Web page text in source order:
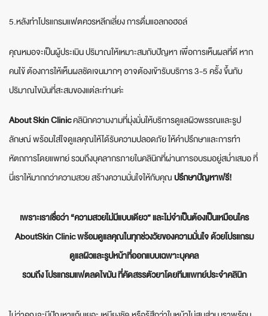
5.หลังทำโปรแกรมแฟตควรหลีกเลี่ยง การดื่มแอลกอฮอล์
คุณหมอจะเป็นผู้ประเมิน ปริมาณให้เหมาะสมกับปัญหา เพื่อการเห็นผลที่ดี หาก
คนไข้ ต้องการให้เห็นผลชัดเจนมากๆ อาจต้องเข้ารับบริการ 3-5 ครั้ง ขึ้นกับ
ปริมาณไขมันที่สะสมของแต่ละท่านค่ะ
About Skin Clinicคลินิกความงามที่มุ่งมั่นให้บริการดูแลผิวพรรณและรูป
ลักษณ์ พร้อมใส่ใจดูแลคุณให้ได้รับความปลอดภัย ให้คำปรึกษาและการทำ
หัตถการโดยแพทย์ รวมถึงบุคลากรภายในคลินิกที่ผ่านการอบรมอยู่สม่ำเสมอ ที่
นี่เราให้มากกว่าความสวย สร้างความมั่นใจให้กับคุณ ปรึกษาปัญหาฟรี!
เพราะเราเชื่อว่า “ความสวยไม่มีแบบเดียว” และไม่จำเป็นต้องเป็นเหมือนใคร
AboutSkin Clinic พร้อมดูแลคุณในทุกช่วงวัยของความมั่นใจ ด้วยโปรแกรม
ดูแลผิวและรูปหน้าที่ออกแบบเฉพาะบุคคล
รวมถึง โปรแกรมแฟตลดไขมัน ที่คัดสรรตัวยาโดยทีมแพทย์ประจำคลินิก